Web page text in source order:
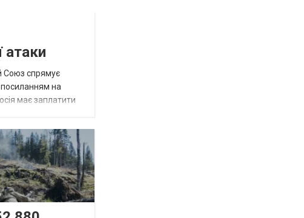
атаки
Союз спрямує
посиланням на
має заплатити